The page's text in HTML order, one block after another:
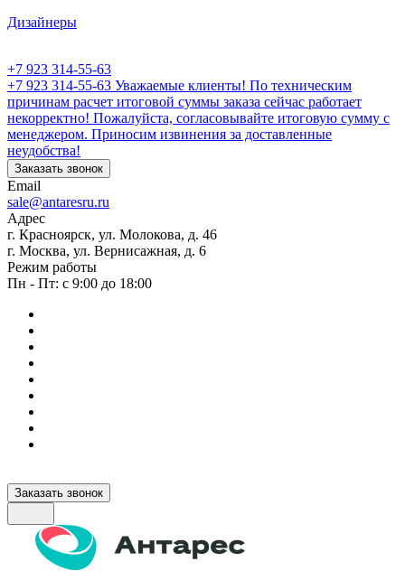
Дизайнеры
+7 923 314-55-63
+7 923 314-55-63 Уважаемые клиенты! По техническим
причинам расчет итоговой суммы заказа сейчас работает
некорректно! Пожалуйста, согласовывайте итоговую сумму с
менеджером. Приносим извинения за доставленные
неудобства!
Заказать звонок
Email
sale@antaresru.ru
Адрес
г. Красноярск, ул. Молокова, д. 46
г. Москва, ул. Вернисажная, д. 6
Режим работы
Пн - Пт: с 9:00 до 18:00
Заказать звонок